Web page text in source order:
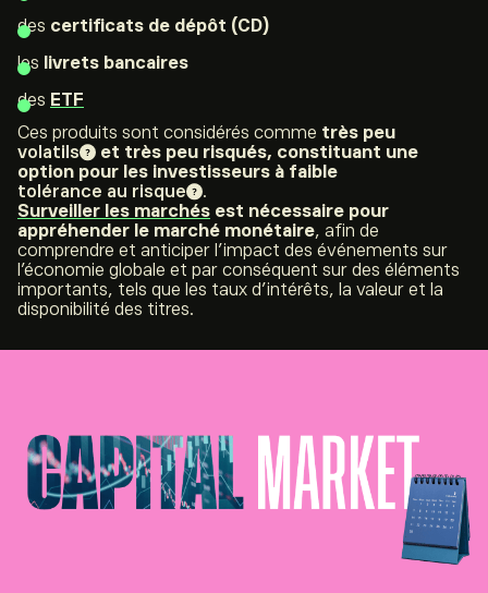
des certificats de dépôt (CD)
les livrets bancaires
des ETF
Ces produits sont considérés comme très peu
volatils
et très peu risqués, constituant une
option pour les investisseurs à faible
tolérance au risque
.
Surveiller les marchés est nécessaire pour
appréhender le marché monétaire, afin de
comprendre et anticiper l’impact des événements sur
l’économie globale et par conséquent sur des éléments
importants, tels que les taux d’intérêts, la valeur et la
disponibilité des titres.